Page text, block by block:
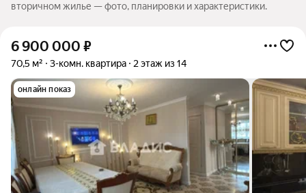
вторичном жилье — фото, планировки и характеристики.
6 900 000 ₽
70,5 м² 3-комн. квартира 2 этаж из 14
онлайн показ